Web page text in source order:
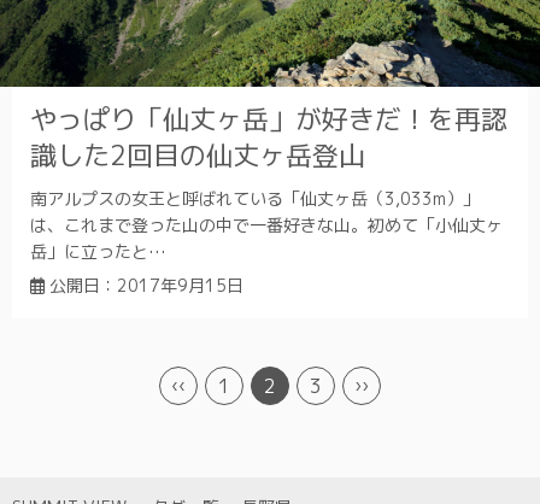
やっぱり「仙丈ヶ岳」が好きだ！を再認
識した2回目の仙丈ヶ岳登山
南アルプスの女王と呼ばれている「仙丈ヶ岳（3,033m）」
は、これまで登った山の中で一番好きな山。初めて「小仙丈ヶ
岳」に立ったと…
公開日： 2017年9月15日
‹‹ 1 2 3 ››